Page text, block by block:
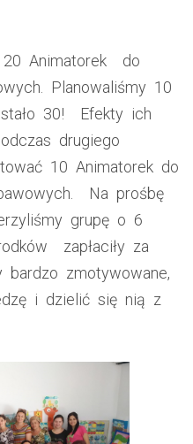
Animatorek do
Planowaliśmy 10
30! Efekty ich
drugiego
10 Animatorek do
Na prośbę
grupę o 6
zapłaciły za
bardzo zmotywowane,
i dzielić się nią z